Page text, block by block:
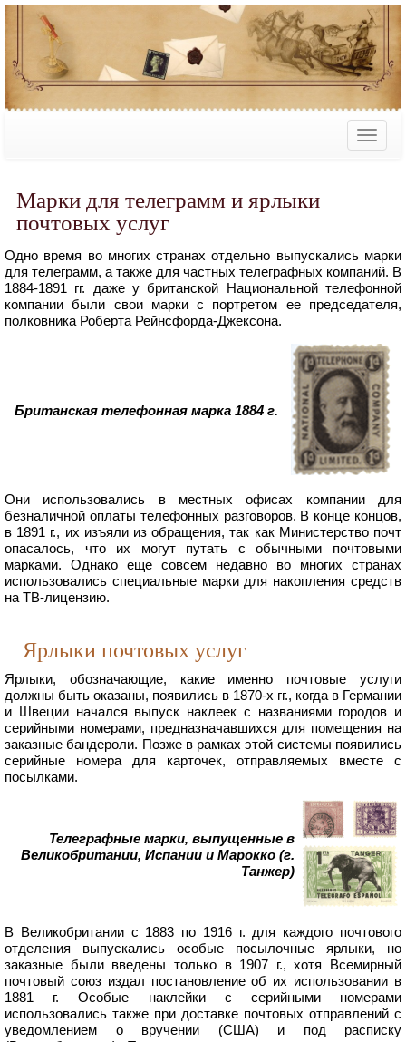
Марки для телеграмм и ярлыки
почтовых услуг
Одно время во многих странах отдельно выпускались марки
для телеграмм, а также для частных телеграфных компаний. В
1884-1891 гг. даже у британской Национальной телефонной
компании были свои марки с портретом ее председателя,
полковника Роберта Рейнсфорда-Джексона.
Британская телефонная марка 1884 г.
Они использовались в местных офисах компании для
безналичной оплаты телефонных разговоров. В конце концов,
в 1891 г., их изъяли из обращения, так как Министерство почт
опасалось, что их могут путать с обычными почтовыми
марками. Однако еще совсем недавно во многих странах
использовались специальные марки для накопления средств
на ТВ-лицензию.
Ярлыки почтовых услуг
Ярлыки, обозначающие, какие именно почтовые услуги
должны быть оказаны, появились в 1870-х гг., когда в Германии
и Швеции начался выпуск наклеек с названиями городов и
серийными номерами, предназначавшихся для помещения на
заказные бандероли. Позже в рамках этой системы появились
серийные номера для карточек, отправляемых вместе с
посылками.
Телеграфные марки, выпущенные в
Великобритании, Испании и Марокко (г.
Танжер)
В Великобритании с 1883 по 1916 г. для каждого почтового
отделения выпускались особые посылочные ярлыки, но
заказные были введены только в 1907 г., хотя Всемирный
почтовый союз издал постановление об их использовании в
1881 г. Особые наклейки с серийными номерами
использовались также при доставке почтовых отправлений с
уведомлением о вручении (США) и под расписку